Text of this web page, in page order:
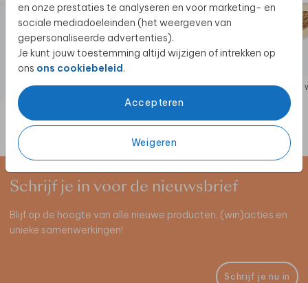
en onze prestaties te analyseren en voor marketing- en
sociale mediadoeleinden (het weergeven van
gepersonaliseerde advertenties).
Je kunt jouw toestemming altijd wijzigen of intrekken op
ons ons cookiebeleid.
Accepteren
Weigeren
BIERGLAS
Schrijf je in voor de nieuwsbrief
Blijf op de hoogte van alle nieuwe producten, (win)acties en
unieke samenwerkingen!
Schrijf je nu in